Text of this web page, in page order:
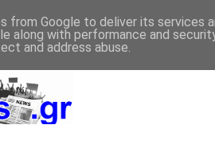
from Google to deliver its services
along with performance and
and address abuse.